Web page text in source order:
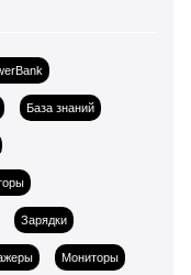
База знаний
Зарядки
Мониторы